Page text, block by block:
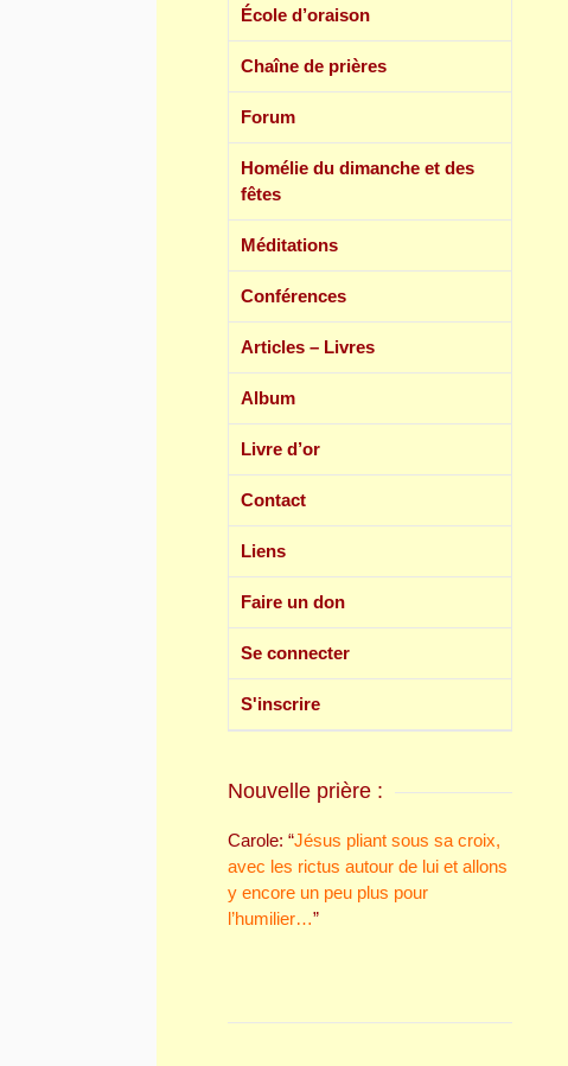
École d’oraison
Chaîne de prières
Forum
Homélie du dimanche et des
fêtes
Méditations
Conférences
Articles – Livres
Album
Livre d’or
Contact
Liens
Faire un don
Se connecter
S'inscrire
Nouvelle prière :
Carole: “Jésus pliant sous sa croix,
avec les rictus autour de lui et allons
y encore un peu plus pour
l’humilier…”